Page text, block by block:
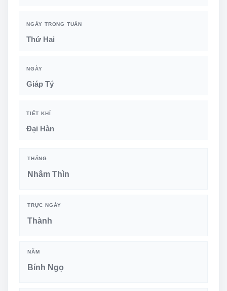
NGÀY TRONG TUẦN
Thứ Hai
NGÀY
Giáp Tý
TIẾT KHÍ
Đại Hàn
THÁNG
Nhâm Thìn
TRỰC NGÀY
Thành
NĂM
Bính Ngọ